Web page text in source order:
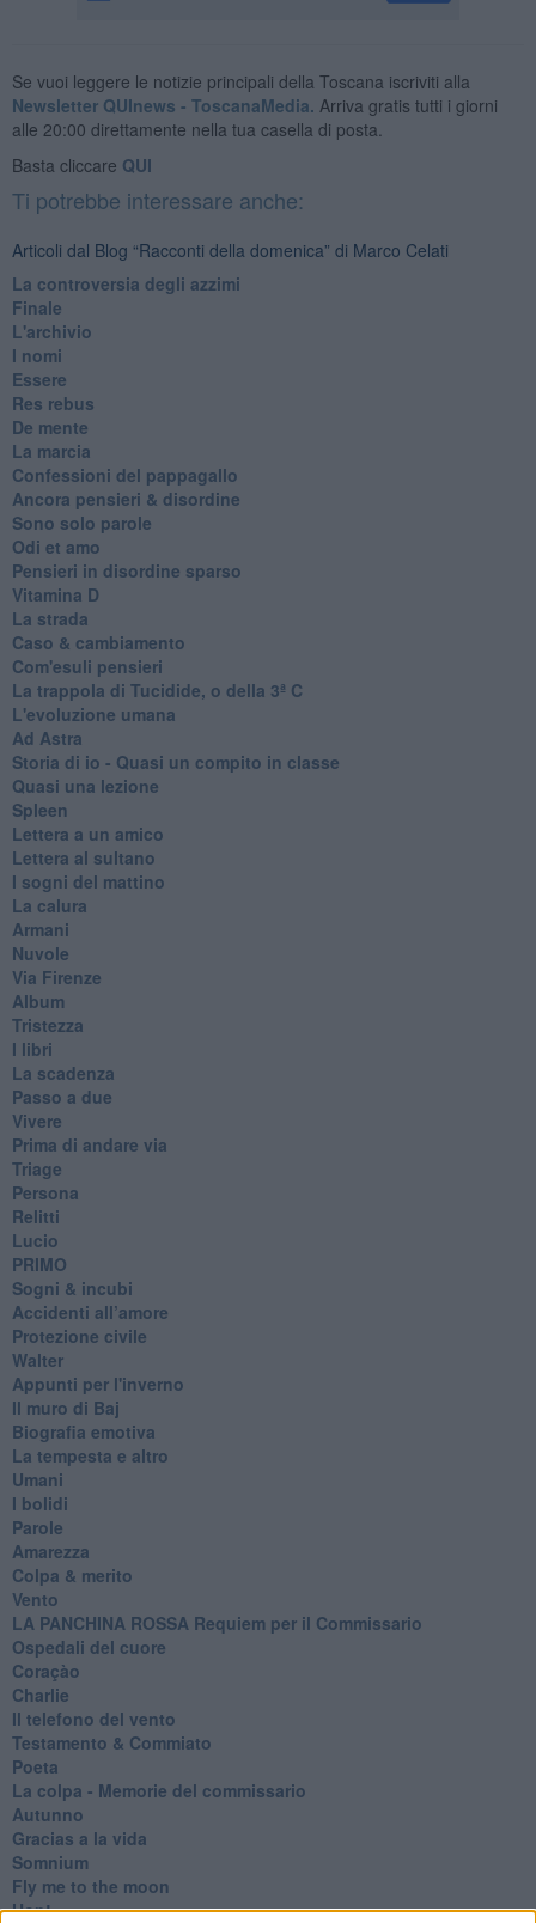
Se vuoi leggere le notizie principali della Toscana iscriviti alla
Newsletter QUInews - ToscanaMedia. Arriva gratis tutti i giorni
alle 20:00 direttamente nella tua casella di posta.
Basta cliccare QUI
Ti potrebbe interessare anche:
Articoli dal Blog “Racconti della domenica” di Marco Celati
La controversia degli azzimi
Finale
L'archivio
I nomi
Essere
Res rebus
De mente
La marcia
Confessioni del pappagallo
Ancora pensieri & disordine
Sono solo parole
Odi et amo
Pensieri in disordine sparso
Vitamina D
La strada
Caso & cambiamento
Com'esuli pensieri
La trappola di Tucidide, o della 3ª C
L'evoluzione umana
Ad Astra
Storia di io - Quasi un compito in classe
Quasi una lezione
Spleen
Lettera a un amico
Lettera al sultano
I sogni del mattino
La calura
Armani
Nuvole
Via Firenze
Album
Tristezza
I libri
La scadenza
Passo a due
Vivere
Prima di andare via
Triage
Persona
Relitti
Lucio
PRIMO
Sogni & incubi
Accidenti all’amore
Protezione civile
Walter
Appunti per l'inverno
Il muro di Baj
Biografia emotiva
La tempesta e altro
Umani
I bolidi
Parole
Amarezza
Colpa & merito
Vento
​LA PANCHINA ROSSA Requiem per il Commissario
Ospedali del cuore
Coraçào
Charlie
Il telefono del vento
Testamento & Commiato
Poeta
​La colpa - Memorie del commissario
Autunno
Gracias a la vida
Somnium
Fly me to the moon
Hop!